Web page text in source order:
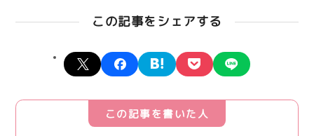
この記事をシェアする
X facebookhatena pocket
この記事を書いた人